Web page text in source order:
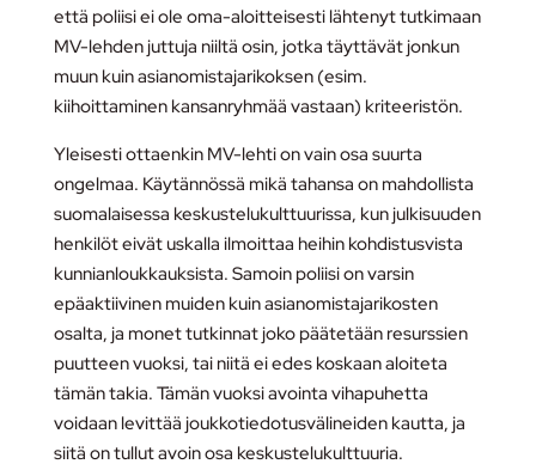
että poliisi ei ole oma-aloitteisesti lähtenyt tutkimaan
MV-lehden juttuja niiltä osin, jotka täyttävät jonkun
muun kuin asianomistajarikoksen (esim.
kiihoittaminen kansanryhmää vastaan) kriteeristön.
Yleisesti ottaenkin MV-lehti on vain osa suurta
ongelmaa. Käytännössä mikä tahansa on mahdollista
suomalaisessa keskustelukulttuurissa, kun julkisuuden
henkilöt eivät uskalla ilmoittaa heihin kohdistusvista
kunnianloukkauksista. Samoin poliisi on varsin
epäaktiivinen muiden kuin asianomistajarikosten
osalta, ja monet tutkinnat joko päätetään resurssien
puutteen vuoksi, tai niitä ei edes koskaan aloiteta
tämän takia. Tämän vuoksi avointa vihapuhetta
voidaan levittää joukkotiedotusvälineiden kautta, ja
siitä on tullut avoin osa keskustelukulttuuria.